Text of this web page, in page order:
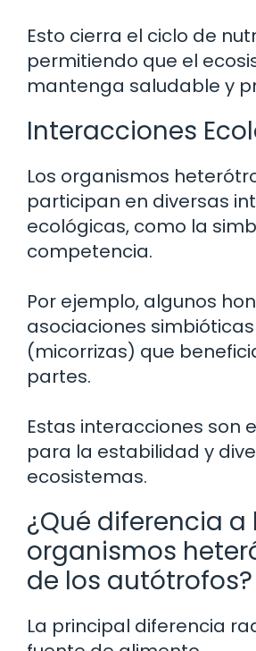
Esto cierra el ciclo de
permitiendo que el
mantenga saludable y
Interacciones
Los organismos
participan en diversas
ecológicas, como la
competencia.
Por ejemplo, algunos
asociaciones
(micorrizas) que
partes.
Estas interacciones son
para la estabilidad y
ecosistemas.
¿Qué diferencia a
organismos
de los autótrofos?
La principal diferencia